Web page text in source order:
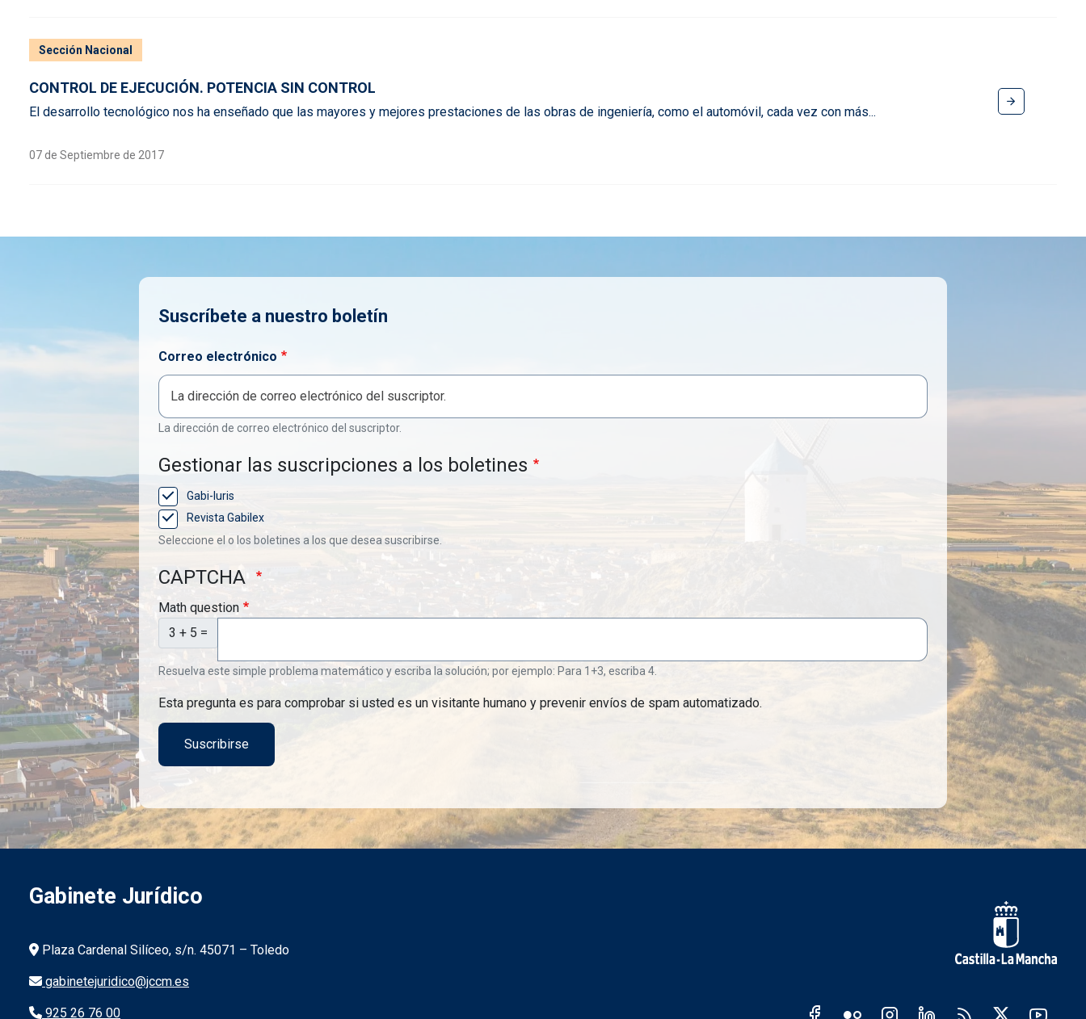
Sección Nacional
CONTROL DE EJECUCIÓN. POTENCIA SIN CONTROL
El desarrollo tecnológico nos ha enseñado que las mayores y mejores prestaciones de las obras de ingeniería, como el automóvil, cada vez con más...
07 de Septiembre de 2017
Suscríbete a nuestro boletín
Correo electrónico
La dirección de correo electrónico del suscriptor.
Gestionar las suscripciones a los boletines
Gabi-Iuris
Revista Gabilex
Seleccione el o los boletines a los que desea suscribirse.
CAPTCHA
Math question
3 + 5 =
Resuelva este simple problema matemático y escriba la solución; por ejemplo: Para 1+3, escriba 4.
Esta pregunta es para comprobar si usted es un visitante humano y prevenir envíos de spam automatizado.
Gabinete Jurídico
Información de la institución
Plaza Cardenal Silíceo, s/n. 45071 – Toledo
gabinetejuridico@jccm.es
925 26 76 00